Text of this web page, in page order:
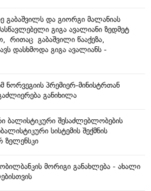
გაბაშვილს და გიორგი მალანიას
გიგა ავალიანი ზედმეტ
რითაც გაბაშვილი წააქეზა,
დასხმოდა გიგა ავალიანს -
პრემიერ-მინისტრთან
განიხილა
ბალისტიკური შესაძლებლობების
სისტემის შექმნის
მორიგი განახლება - ახალი